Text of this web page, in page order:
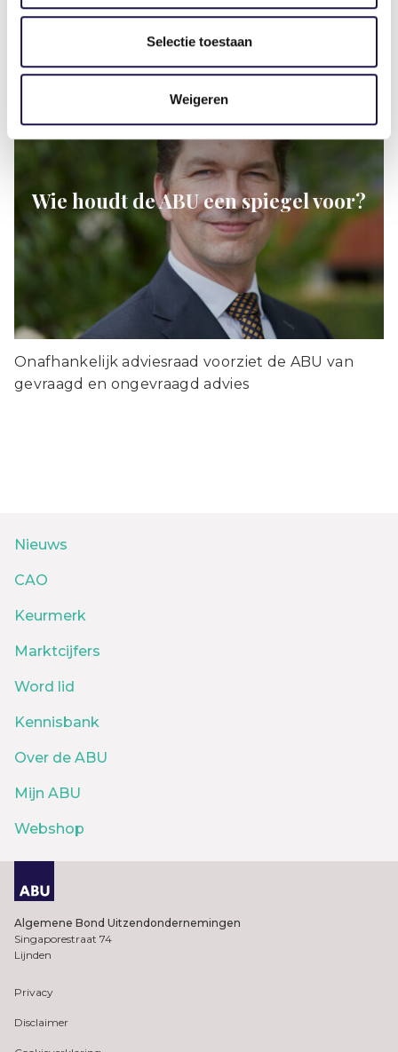
Selectie toestaan
Weigeren
collega‑ondernemers.
Wie houdt de ABU een spiegel voor?
Onafhankelijk adviesraad voorziet de ABU van
gevraagd en ongevraagd advies
Nieuws
CAO
Keurmerk
Marktcijfers
Word lid
Kennisbank
Over de ABU
Mijn ABU
Webshop
Algemene Bond Uitzendondernemingen
Singaporestraat 74
Lijnden
Privacy
Disclaimer